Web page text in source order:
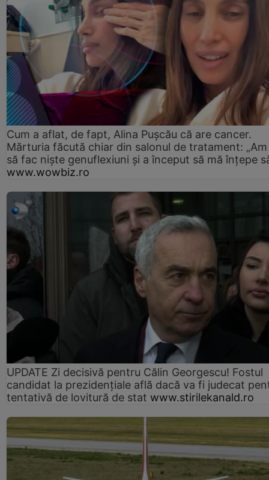
Cum a aflat, de fapt, Alina Pușcău că are cancer.
Mărturia făcută chiar din salonul de tratament:
să fac niște genuflexiuni și a început să mă înțepe
www.wowbiz.ro
UPDATE Zi decisivă pentru Călin Georgescu! Fostul
candidat la prezidențiale află dacă va fi judecat
tentativă de lovitură de stat www.stirilekanald.ro